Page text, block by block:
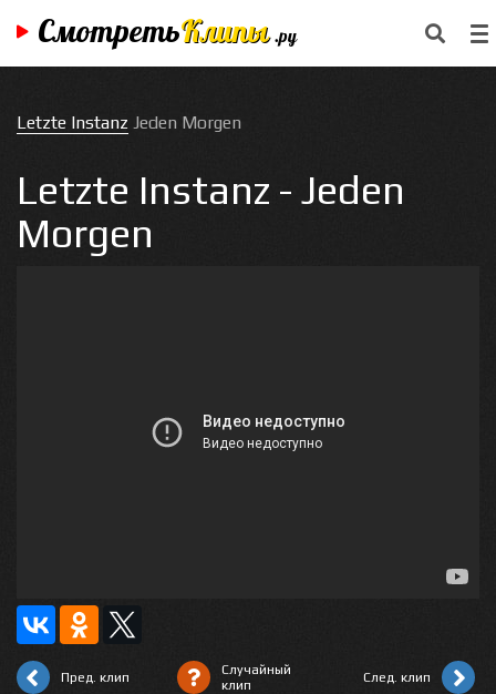
СмотретьКлипы .ру
Letzte Instanz Jeden Morgen
Letzte Instanz - Jeden
Morgen
Пред. клип
Случайный
клип
След. клип